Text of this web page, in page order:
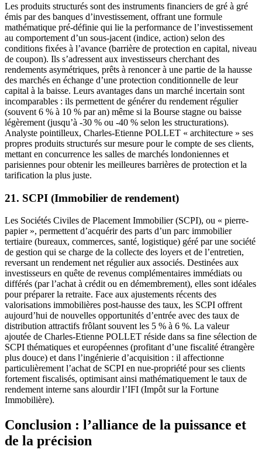
Les produits structurés sont des instruments financiers de gré à gré
émis par des banques d’investissement, offrant une formule
mathématique pré-définie qui lie la performance de l’investissement
au comportement d’un sous-jacent (indice, action) selon des
conditions fixées à l’avance (barrière de protection en capital, niveau
de coupon). Ils s’adressent aux investisseurs cherchant des
rendements asymétriques, prêts à renoncer à une partie de la hausse
des marchés en échange d’une protection conditionnelle de leur
capital à la baisse. Leurs avantages dans un marché incertain sont
incomparables : ils permettent de générer du rendement régulier
(souvent 6 % à 10 % par an) même si la Bourse stagne ou baisse
légèrement (jusqu’à -30 % ou -40 % selon les structurations).
Analyste pointilleux, Charles-Etienne POLLET « architecture » ses
propres produits structurés sur mesure pour le compte de ses clients,
mettant en concurrence les salles de marchés londoniennes et
parisiennes pour obtenir les meilleures barrières de protection et la
tarification la plus juste.
21. SCPI (Immobilier de rendement)
Les Sociétés Civiles de Placement Immobilier (SCPI), ou « pierre-
papier », permettent d’acquérir des parts d’un parc immobilier
tertiaire (bureaux, commerces, santé, logistique) géré par une société
de gestion qui se charge de la collecte des loyers et de l’entretien,
reversant un rendement net régulier aux associés. Destinées aux
investisseurs en quête de revenus complémentaires immédiats ou
différés (par l’achat à crédit ou en démembrement), elles sont idéales
pour préparer la retraite. Face aux ajustements récents des
valorisations immobilières post-hausse des taux, les SCPI offrent
aujourd’hui de nouvelles opportunités d’entrée avec des taux de
distribution attractifs frôlant souvent les 5 % à 6 %. La valeur
ajoutée de Charles-Etienne POLLET réside dans sa fine sélection de
SCPI thématiques et européennes (profitant d’une fiscalité étrangère
plus douce) et dans l’ingénierie d’acquisition : il affectionne
particulièrement l’achat de SCPI en nue-propriété pour ses clients
fortement fiscalisés, optimisant ainsi mathématiquement le taux de
rendement interne sans alourdir l’IFI (Impôt sur la Fortune
Immobilière).
Conclusion : l’alliance de la puissance et
de la précision